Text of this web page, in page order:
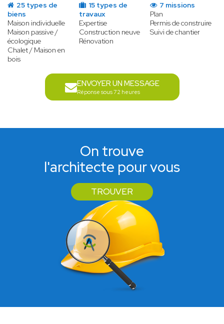
25 types de
biens
Maison individuelle
Maison passive /
écologique
Chalet / Maison en
bois
15 types de
travaux
Expertise
Construction neuve
Rénovation
7 missions
Plan
Permis de construire
Suivi de chantier
ENVOYER UN MESSAGE
Réponse sous 72 heures
On trouve
l'architecte pour vous
TROUVER